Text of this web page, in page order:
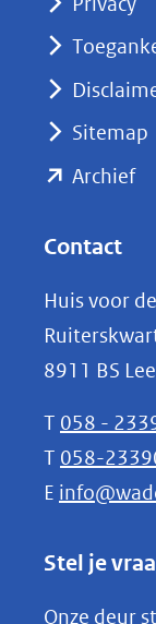
Sitemap
Archief
Contact
Huis voor
8911 BS
T 058 -
T 058-
E
Stel je
Onze deur